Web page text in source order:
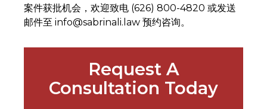
案件获批机会，欢迎致电 (626) 800-4820 或发送
邮件至 info@sabrinali.law 预约咨询。
Request A
Consultation Today